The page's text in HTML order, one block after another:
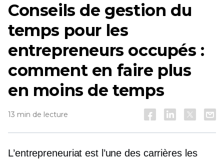
Conseils de gestion du
temps pour les
entrepreneurs occupés :
comment en faire plus
en moins de temps
13 min de lecture
L’entrepreneuriat est l’une des carrières les